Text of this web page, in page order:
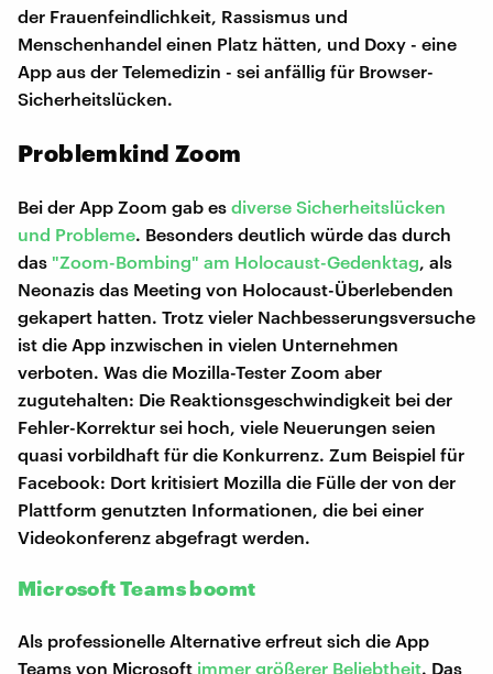
der Frauenfeindlichkeit, Rassismus und
Menschenhandel einen Platz hätten, und Doxy - eine
App aus der Telemedizin - sei anfällig für Browser-
Sicherheitslücken.
Problemkind Zoom
Bei der App Zoom gab es diverse Sicherheitslücken
und Probleme. Besonders deutlich würde das durch
das "Zoom-Bombing" am Holocaust-Gedenktag , als
Neonazis das Meeting von Holocaust-Überlebenden
gekapert hatten. Trotz vieler Nachbesserungsversuche
ist die App inzwischen in vielen Unternehmen
verboten. Was die Mozilla-Tester Zoom aber
zugutehalten: Die Reaktionsgeschwindigkeit bei der
Fehler-Korrektur sei hoch, viele Neuerungen seien
quasi vorbildhaft für die Konkurrenz. Zum Beispiel für
Facebook: Dort kritisiert Mozilla die Fülle der von der
Plattform genutzten Informationen, die bei einer
Videokonferenz abgefragt werden.
Microsoft Teams boomt
Als professionelle Alternative erfreut sich die App
Teams von Microsoft immer größerer Beliebtheit. Das